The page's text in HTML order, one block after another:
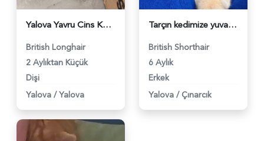
Yalova Yavru Cins Kedi Orjinal Makul - 3851
British Longhair
2 Aylıktan Küçük
Dişi
Yalova / Yalova
Tarçın kedimize yuva - 3613
British Shorthair
6 Aylık
Erkek
Yalova / Çınarcık